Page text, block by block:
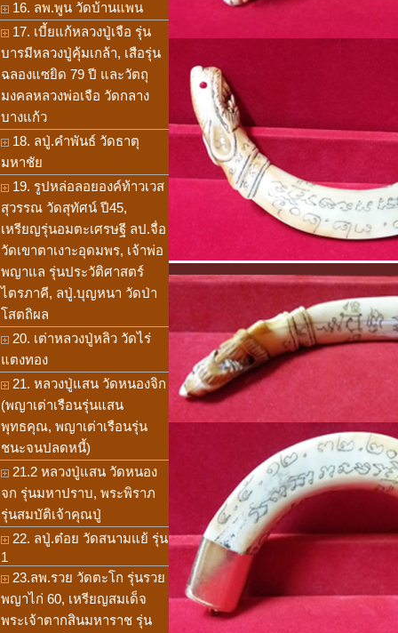
16. ลพ.พูน วัดบ้านแพน
17. เบี้ยแก้หลวงปู่เจือ รุ่น
บารมีหลวงปู่คุ้มเกล้า, เสือรุ่น
ฉลองแซยิด 79 ปี และวัตถุ
มงคลหลวงพ่อเจือ วัดกลาง
บางแก้ว
18. ลปู่.คำพันธ์ วัดธาตุ
มหาชัย
19. รูปหล่อลอยองค์ท้าวเวส
สุวรรณ วัดสุทัศน์ ปี45,
เหรียญรุ่นอมตะเศรษฐี ลป.จื่อ
วัดเขาตาเงาะอุดมพร, เจ้าพ่อ
พญาแล รุ่นประวัติศาสตร์
ไตรภาคี, ลปู่.บุญหนา วัดป่า
โสตถิผล
20. เต่าหลวงปู่หลิว วัดไร่
แตงทอง
21. หลวงปู่แสน วัดหนองจิก
(พญาเต่าเรือนรุ่นแสน
พุทธคุณ, พญาเต่าเรือนรุ่น
ชนะจนปลดหนี้)
21.2 หลวงปู่แสน วัดหนอง
จก รุ่นมหาปราบ, พระพิราภ
รุ่นสมบัติเจ้าคุณปู่
22. ลปู่.ต๋อย วัดสนามแย้ รุ่น
1
23.ลพ.รวย วัดตะโก รุ่นรวย
พญาไก่ 60, เหรียญสมเด็จ
พระเจ้าตากสินมหาราช รุ่น